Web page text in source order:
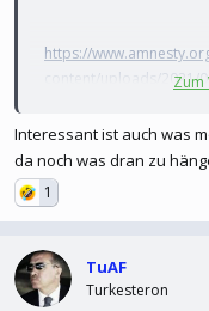
https://
content/uploads/
übersetzt heißt es
Griechisch Deutsch
Synonymen,
de.greeklex.net
Zum
Interessant ist auch was
da noch was dran zu
1
TuAF
Turkesteron